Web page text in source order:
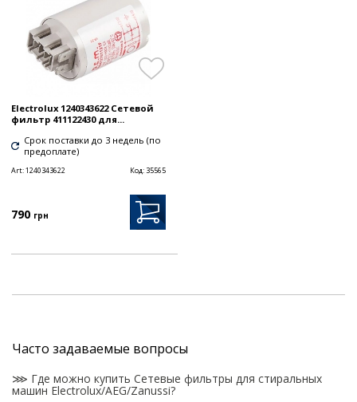
Electrolux 1240343622 Сетевой
фильтр 411122430 для...
Срок поставки до 3 недель (по
предоплате)
Art:1240343622 Код: 35565
790 грн
Часто задаваемые вопросы
⋙ Где можно купить Сетевые фильтры для стиральных
машин Electrolux/AEG/Zanussi?